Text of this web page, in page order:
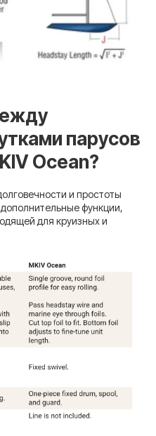
парусов
Ocean?
и простоты
функции,
для круизных и